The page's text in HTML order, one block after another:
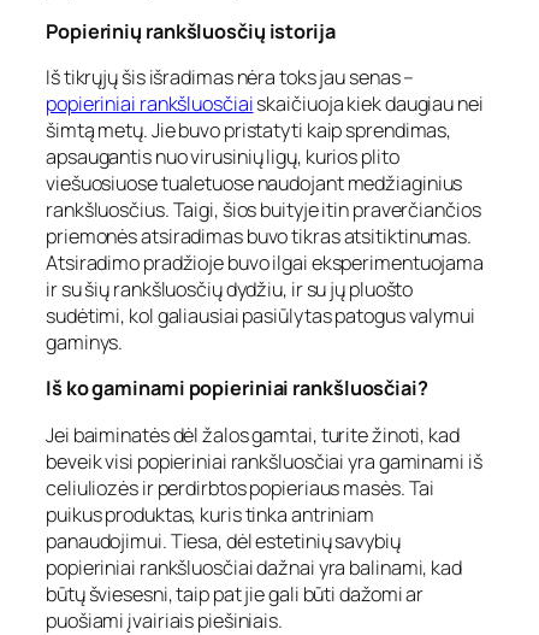
Popierinių rankšluosčių istorija
Iš tikrųjų šis išradimas nėra toks jau senas –
popieriniai rankšluosčiaiskaičiuoja kiek daugiau nei
šimtą metų. Jie buvo pristatyti kaip sprendimas,
apsaugantis nuo virusinių ligų, kurios plito
viešuosiuose tualetuose naudojant medžiaginius
rankšluosčius. Taigi, šios buityje itin praverčiančios
priemonės atsiradimas buvo tikras atsitiktinumas.
Atsiradimo pradžioje buvo ilgai eksperimentuojama
ir su šių rankšluosčių dydžiu, ir su jų pluošto
sudėtimi, kol galiausiai pasiūlytas patogus valymui
gaminys.
Iš ko gaminami popieriniai rankšluosčiai?
Jei baiminatės dėl žalos gamtai, turite žinoti, kad
beveik visi popieriniai rankšluosčiai yra gaminami iš
celiuliozės ir perdirbtos popieriaus masės. Tai
puikus produktas, kuris tinka antriniam
panaudojimui. Tiesa, dėl estetinių savybių
popieriniai rankšluosčiai dažnai yra balinami, kad
būtų šviesesni, taip pat jie gali būti dažomi ar
puošiami įvairiais piešiniais.